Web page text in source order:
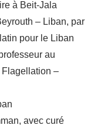
à Beit-Jala
– Liban, par
pour le Liban
au
–